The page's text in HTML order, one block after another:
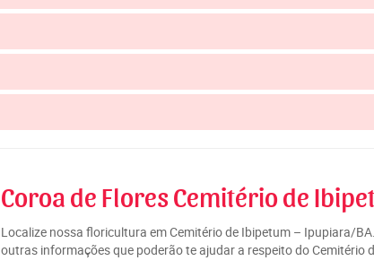
Coroa de Flores Cemitério de
Localize nossa floricultura em Cemitério de Ibipetum – Ipupiara/
outras informações que poderão te ajudar a respeito do Cemitério